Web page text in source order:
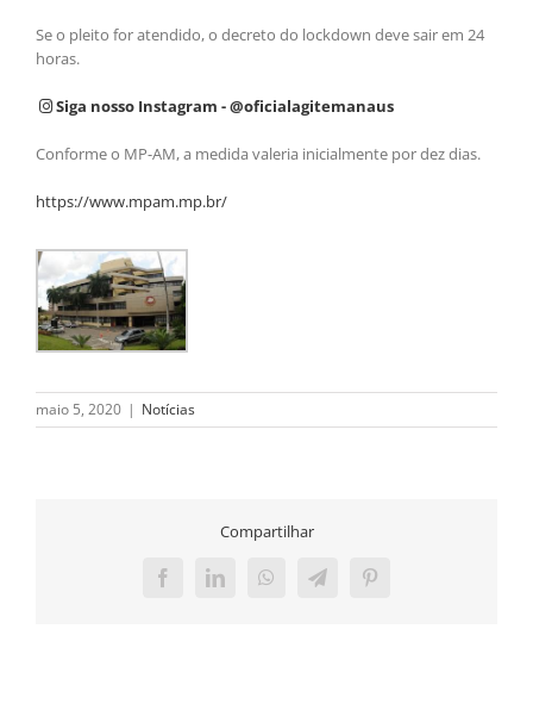
Se o pleito for atendido, o decreto do lockdown deve sair em 24
horas.
Siga nosso Instagram - @oficialagitemanaus
Conforme o MP-AM, a medida valeria inicialmente por dez dias.
https://www.mpam.mp.br/
maio 5, 2020 | Notícias
Compartilhar
FacebookLinkedInWhatsAppTelegramPinterest